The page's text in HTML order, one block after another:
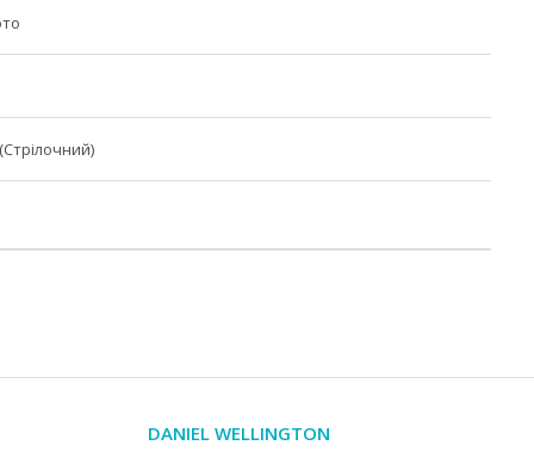
DANIEL WELLINGTON